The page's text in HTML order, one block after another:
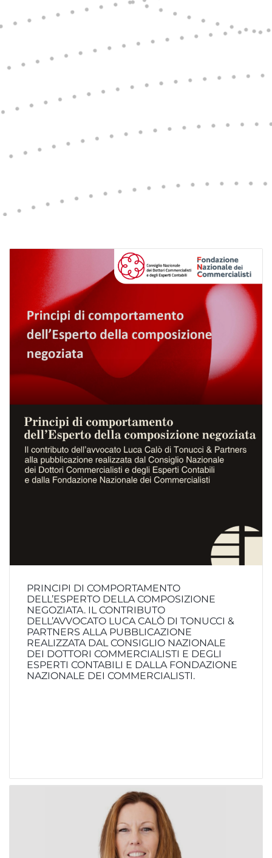
PRINCIPI DI COMPORTAMENTO
DELL’ESPERTO DELLA COMPOSIZIONE
NEGOZIATA. IL CONTRIBUTO
DELL’AVVOCATO LUCA CALÒ DI TONUCCI &
PARTNERS ALLA PUBBLICAZIONE
REALIZZATA DAL CONSIGLIO NAZIONALE
DEI DOTTORI COMMERCIALISTI E DEGLI
ESPERTI CONTABILI E DALLA FONDAZIONE
NAZIONALE DEI COMMERCIALISTI.